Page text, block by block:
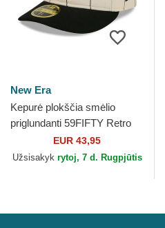
New Era
Kepurė plokščia smėlio
priglundanti 59FIFTY Retro
Crown Linen Chicago White
Sox MLB New Era
EUR 43,95
Užsisakyk rytoj, 7 d. Rugpjūtis